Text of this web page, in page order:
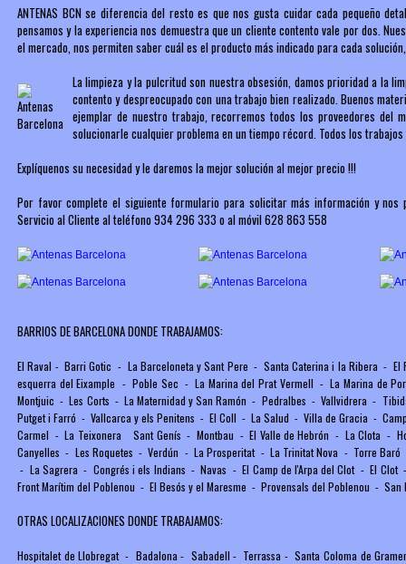
ANTENAS BCN se diferencia del resto es que nos gusta cuidar cada pequeño
pensamos y la experiencia nos demuestra que un cliente contento vale por dos.
el mercado, nos permiten saber cuál es el producto más indicado para cada
La limpieza y la pulcritud son nuestra obsesión, damos prioridad a la
contento y despreocupado con una trabajo bien realizado. Buenos
ejemplar de nuestro trabajo, recorremos todos los proveedores del
solucionarle cualquier problema en un tiempo récord. Todos los
Explíquenos su necesidad y le daremos la mejor solución al mejor precio !!!
Por favor complete el siguiente formulario para solicitar más información y nos
Servicio al Cliente al teléfono 934 296 333 o al móvil 628 863 558
BARRIOS DE BARCELONA DONDE TRABAJAMOS:
El Raval -Barri Gotic - La Barceloneta y Sant Pere - Santa Caterina i la Ribera - El
esquerra del Eixample - Poble Sec -La Marina del Prat Vermell -La Marina de
Montjuic -Les Corts - La Maternidad y San Ramón - Pedralbes -Vallvidrera -
Putget i Farró - Vallcarca y els Penitens - El Coll - La Salud - Villa de Gracia -
Carmel -La Teixonera Sant Genís - Montbau -El Valle de Hebrón - La Clota -
Canyelles - Les Roquetes -Verdún -La Prosperitat - La Trinitat Nova - Torre Baró
- La Sagrera - Congrés i els Indians -Navas -El Camp de l'Arpa del Clot -El Clot
Front Marítim del Poblenou - El Besós y el Maresme - Provensals del Poblenou - San
OTRAS LOCALIZACIONES DONDE TRABAJAMOS:
Hospitalet de Llobregat - Badalona - Sabadell - Terrassa -Santa Coloma de